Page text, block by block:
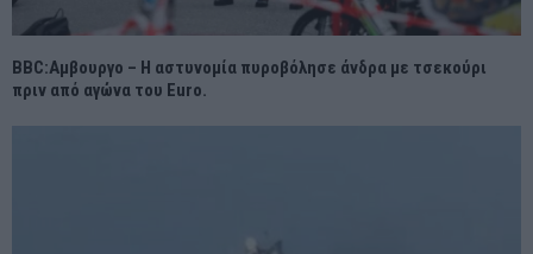
BBC:Αμβουργο – Η αστυνομία πυροβόλησε άνδρα με τσεκούρι
πριν από αγώνα του Euro.